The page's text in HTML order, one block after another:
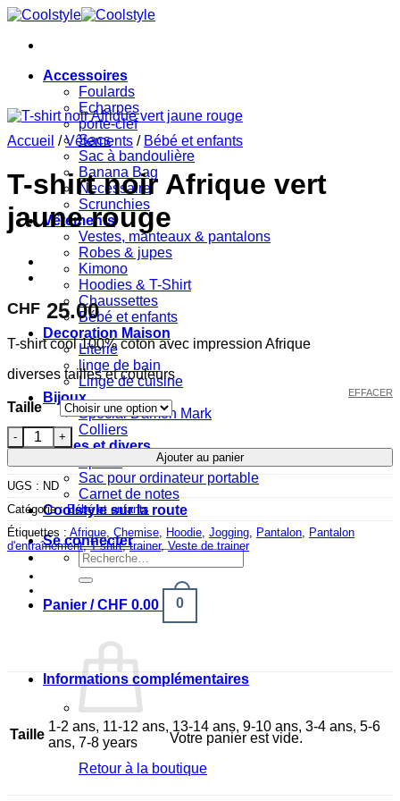
Passer
contenu
Accessoires
Foulards
Echarpes
porte-clef
Sacs
Sac à bandoulière
Banana Bag
Necessaire
Scrunchies
Vêtements
Vestes, manteaux & pantalons
Robes & jupes
Kimono
Hoodies & T-Shirt
Chaussettes
Bébé et enfants
Decoration Maison
Literie
linge de bain
Linge de cuisine
Bijoux
Spécial Damon Mark
Colliers
Epices et divers
Sac pour ordinateur portable
Carnet de notes
Coolstyle sur la route
Se connecter
Recherche
pour :
Panier /CHF 0.00 0
Votre panier est vide.
Retour à la boutique
Accueil / Vêtements / Bébé et enfants
T-shirt noir Afrique vert
jaune rouge
CHF 25.00
T-shirt cool 100% coton avec impression Afrique
diverses tailles et couleurs
Taille
EFFACER
quantité de T-shirt noir Afrique vert jaune rouge
Ajouter au panier
UGS : ND
Catégorie :Bébé et enfants
Étiquettes : Afrique Chemise Hoodie Jogging Pantalon
Pantalon
d'entraînement,T-shirt,trainer, Veste de trainer
Informations complémentaires
Taille
1-2 ans, 11-12 ans, 13-14 ans, 9-10 ans, 3-4 ans, 5-6
ans, 7-8 years